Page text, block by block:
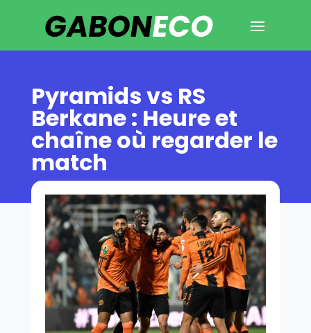
Pyramids vs RS
Berkane : Heure et
chaîne où regarder le
match